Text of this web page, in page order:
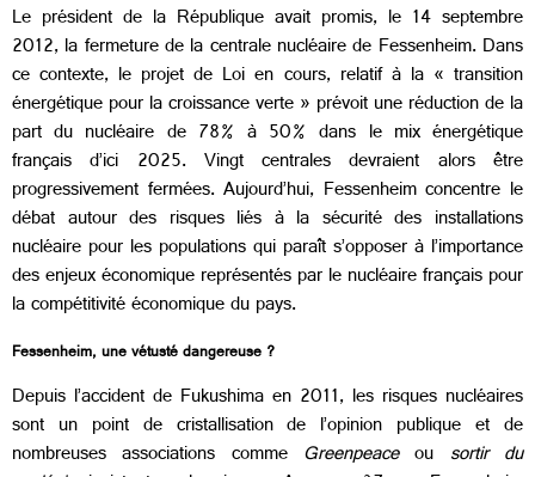
Le président de la République avait promis, le 14 septembre
2012, la fermeture de la centrale nucléaire de Fessenheim. Dans
ce contexte, le projet de Loi en cours, relatif à la « transition
énergétique pour la croissance verte » prévoit une réduction de la
part du nucléaire de 78% à 50% dans le mix énergétique
français d’ici 2025. Vingt centrales devraient alors être
progressivement fermées. Aujourd’hui, Fessenheim concentre le
débat autour des risques liés à la sécurité des installations
nucléaire pour les populations qui paraît s’opposer à l’importance
des enjeux économique représentés par le nucléaire français pour
la compétitivité économique du pays.
Fessenheim, une vétusté dangereuse ?
Depuis l’accident de Fukushima en 2011, les risques nucléaires
sont un point de cristallisation de l’opinion publique et de
nombreuses associations comme Greenpeaceou sortir du